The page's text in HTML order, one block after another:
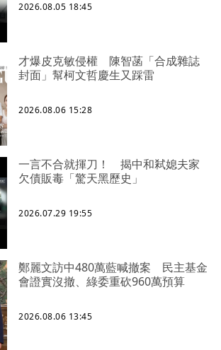
2026.08.05 18:45
才爆皮克敏侵權 陳智菡「合成雜誌
封面」幫柯文哲慶生又踩雷
2026.08.06 15:28
一言不合就揮刀！ 揭中和弒媳夫家
欠債販毒「驚天黑歷史」
2026.07.29 19:55
鄭麗文訪中480萬藍喊撤案 民主基金
會證實沒撤、綠委重砍960萬預算
2026.08.06 13:45